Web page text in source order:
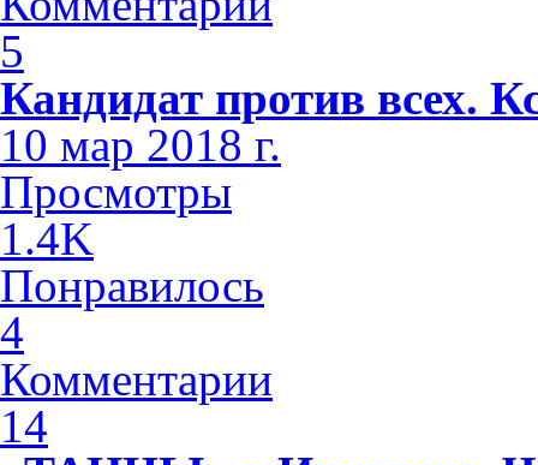
5
Кандидат против всех.
10 мар 2018 г.
Просмотры
1.4K
Понравилось
4
Комментарии
14